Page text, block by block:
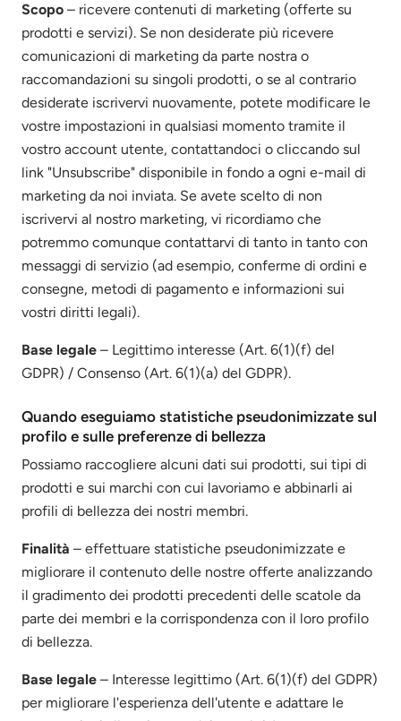
Scopo – ricevere contenuti di marketing (offerte su
prodotti e servizi). Se non desiderate più ricevere
comunicazioni di marketing da parte nostra o
raccomandazioni su singoli prodotti, o se al contrario
desiderate iscrivervi nuovamente, potete modificare le
vostre impostazioni in qualsiasi momento tramite il
vostro account utente, contattandoci o cliccando sul
link "Unsubscribe" disponibile in fondo a ogni e-mail di
marketing da noi inviata. Se avete scelto di non
iscrivervi al nostro marketing, vi ricordiamo che
potremmo comunque contattarvi di tanto in tanto con
messaggi di servizio (ad esempio, conferme di ordini e
consegne, metodi di pagamento e informazioni sui
vostri diritti legali).
Base legale – Legittimo interesse (Art. 6(1)(f) del
GDPR) / Consenso (Art. 6(1)(a) del GDPR).
Quando eseguiamo statistiche pseudonimizzate sul
profilo e sulle preferenze di bellezza
Possiamo raccogliere alcuni dati sui prodotti, sui tipi di
prodotti e sui marchi con cui lavoriamo e abbinarli ai
profili di bellezza dei nostri membri.
Finalità – effettuare statistiche pseudonimizzate e
migliorare il contenuto delle nostre offerte analizzando
il gradimento dei prodotti precedenti delle scatole da
parte dei membri e la corrispondenza con il loro profilo
di bellezza.
Base legale – Interesse legittimo (Art. 6(1)(f) del GDPR)
per migliorare l'esperienza dell'utente e adattare le